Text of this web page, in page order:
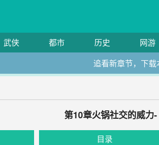
武侠 都市 历史 网游
追看新章节，下
第10章火锅社交的威力
目录